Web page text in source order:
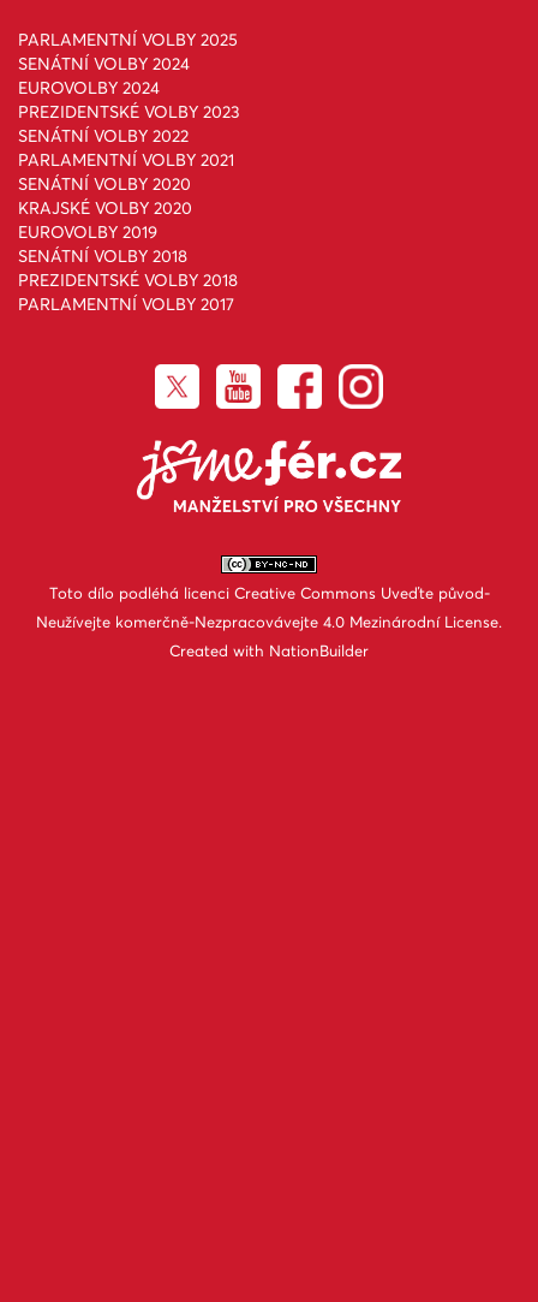
PARLAMENTNÍ VOLBY 2025
SENÁTNÍ VOLBY 2024
EUROVOLBY 2024
PREZIDENTSKÉ VOLBY 2023
SENÁTNÍ VOLBY 2022
PARLAMENTNÍ VOLBY 2021
SENÁTNÍ VOLBY 2020
KRAJSKÉ VOLBY 2020
EUROVOLBY 2019
SENÁTNÍ VOLBY 2018
PREZIDENTSKÉ VOLBY 2018
PARLAMENTNÍ VOLBY 2017
Toto dílo podléhá licenci Creative Commons Uveďte původ-
Neužívejte komerčně-Nezpracovávejte 4.0 Mezinárodní License.
Created with NationBuilder